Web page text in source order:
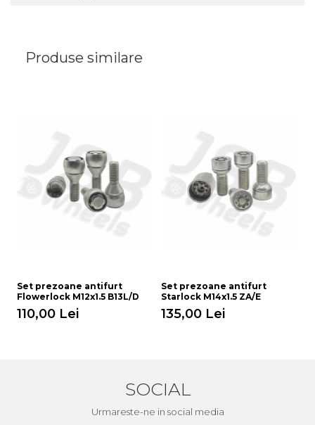
Produse similare
Set prezoane antifurt
Flowerlock M12x1.5 B13L/D
110,00 Lei
Set prezoane antifurt
Starlock M14x1.5 ZA/E
135,00 Lei
SOCIAL
Urmareste-ne in social media